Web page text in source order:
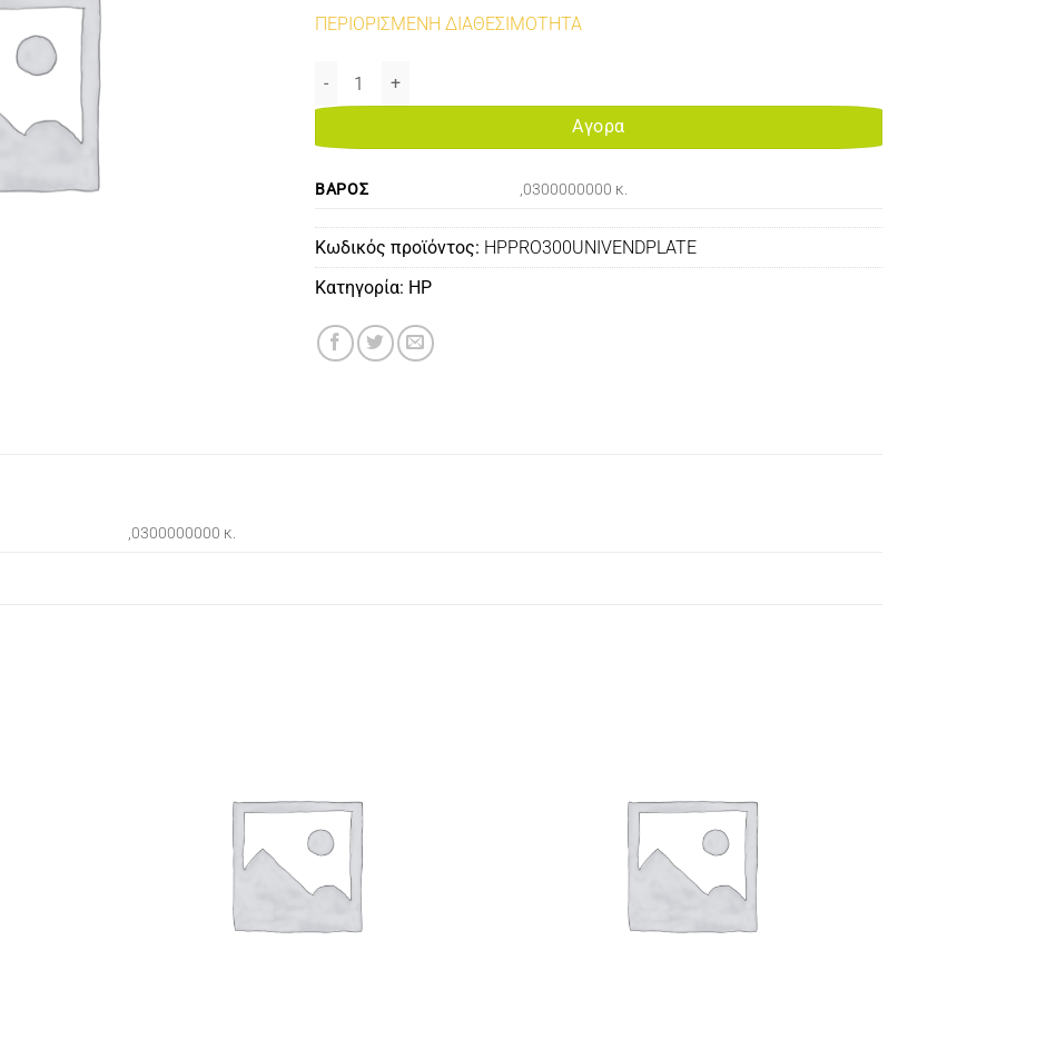
ΠΕΡΙΟΡΙΣΜΕΝΗ ΔΙΑΘΕΣΙΜΟΤΗΤΑ
HP LASERJET PRO300/M351/M375/PRO 400/M471/M475MFP/M476/CM2320/CP2025 UNIVERSALL
Αγορα
ΒΆΡΟΣ ,0300000000 κ.
Κωδικός προϊόντος: HPPRO300UNIVENDPLATE
Κατηγορία: HP
,0300000000 κ.